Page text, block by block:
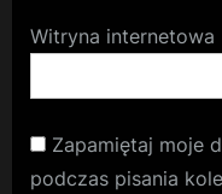
Witryna internetowa
Zapamiętaj moje
podczas pisania